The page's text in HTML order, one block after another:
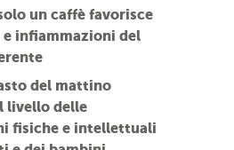
un caffè favorisce
infiammazioni del
del mattino
livello delle
fisiche e intellettuali